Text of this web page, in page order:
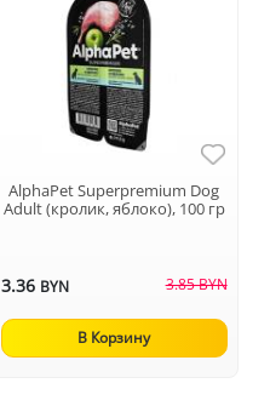
AlphaPet Superpremium Dog
Adult (кролик, яблоко), 100 гр
3.36 BYN 3.85 BYN
В Корзину